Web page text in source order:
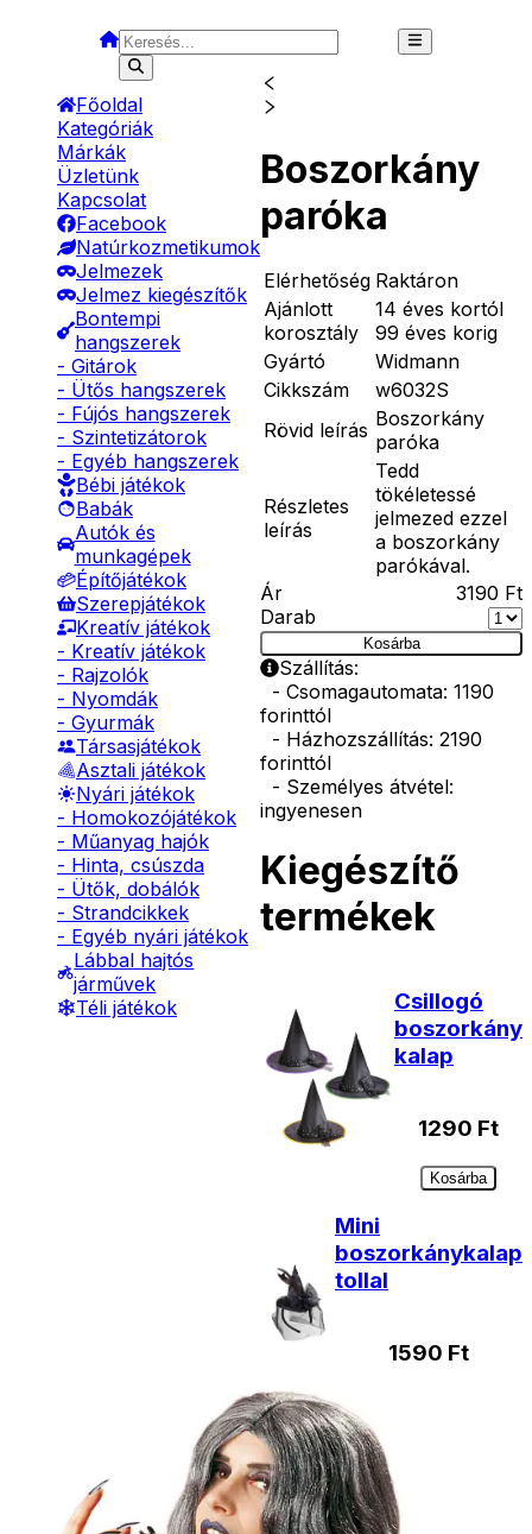
Főoldal
Kategóriák
Márkák
Üzletünk
Kapcsolat
Facebook
Natúrkozmetikumok
Jelmezek
Jelmez kiegészítők
Bontempi
hangszerek
- Gitárok
- Ütős hangszerek
- Fújós hangszerek
- Szintetizátorok
- Egyéb hangszerek
Bébi játékok
Babák
Autók és
munkagépek
Építőjátékok
Szerepjátékok
Kreatív játékok
- Kreatív játékok
- Rajzolók
- Nyomdák
- Gyurmák
Társasjátékok
Asztali játékok
Nyári játékok
- Homokozójátékok
- Műanyag hajók
- Hinta, csúszda
- Ütők, dobálók
- Strandcikkek
- Egyéb nyári játékok
Lábbal hajtós
járművek
Téli játékok
Boszorkány
paróka
Elérhetőség Raktáron
Ajánlott
korosztály
14 éves kortól
99 éves korig
Gyártó
Widmann
Cikkszám
w6032S
Rövid leírás Boszorkány
paróka
Részletes
leírás
Tedd
tökéletessé
jelmezed ezzel
a boszorkány
parókával.
Ár
3190 Ft
Darab
Kosárba
Szállítás:
- Csomagautomata: 1190
forinttól
- Házhozszállítás: 2190
forinttól
- Személyes átvétel:
ingyenesen
Kiegészítő
termékek
Csillogó
boszorkány
kalap
1290 Ft
Kosárba
Mini
boszorkánykalap
tollal
1590 Ft
Mini
boszorkánykalap